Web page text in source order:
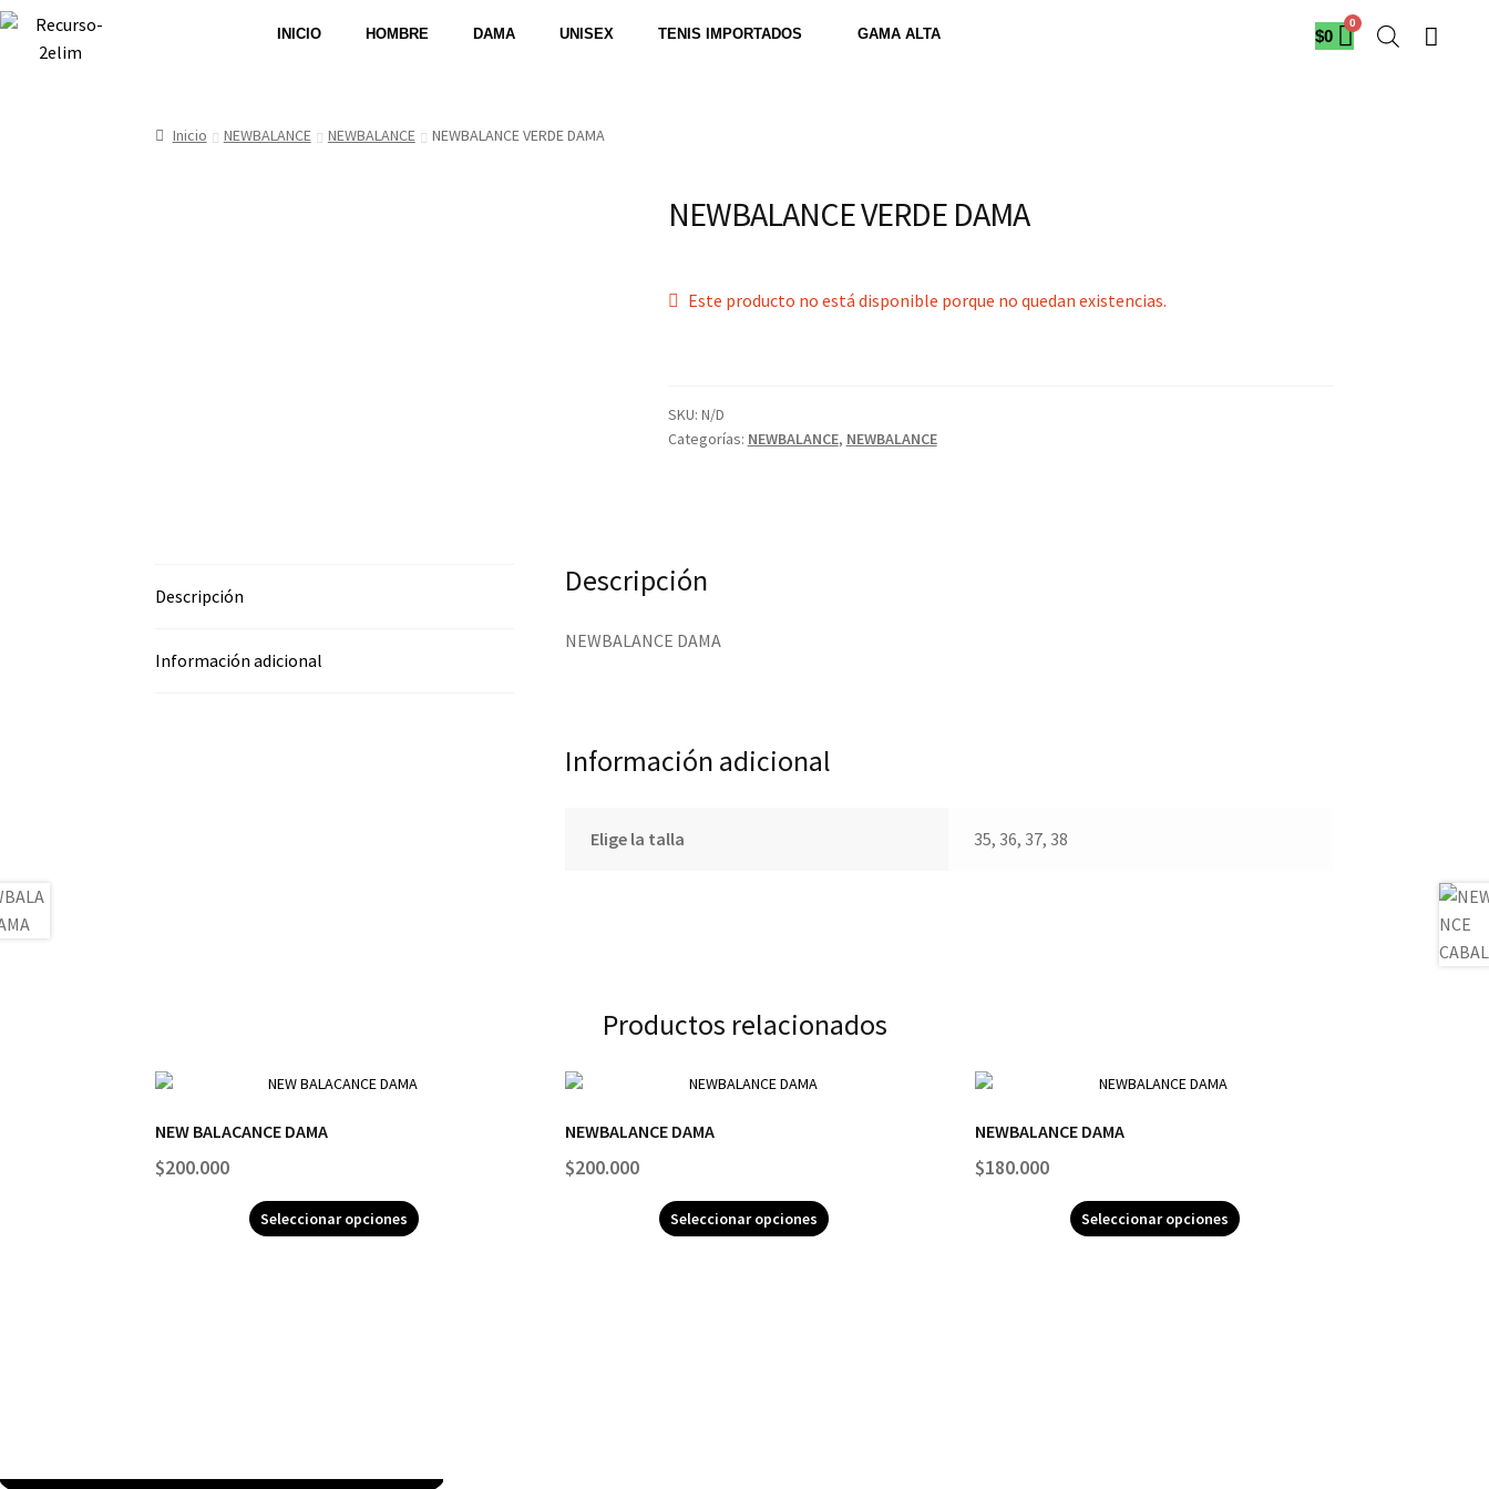
INICIO HOMBRE DAMA UNISEX TENIS IMPORTADOS GAMA ALTA $0
Inicio NEWBALANCE NEWBALANCE NEWBALANCE VERDE DAMA
NEWBALANCE VERDE DAMA
Este producto no está disponible porque no quedan existencias.
SKU: N/D
Categorías: NEWBALANCE, NEWBALANCE
Descripción
Información adicional
Descripción
NEWBALANCE DAMA
Información adicional
Elige la talla 35, 36, 37, 38
Productos relacionados
NEW BALACANCE DAMA
$200.000
Seleccionar opciones
NEWBALANCE DAMA
$200.000
Seleccionar opciones
NEWBALANCE DAMA
$180.000
Seleccionar opciones